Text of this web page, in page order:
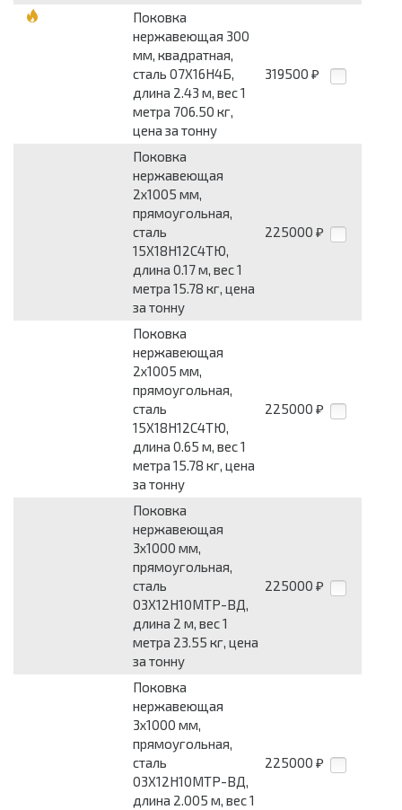
Поковка
нержавеющая 300
мм, квадратная,
сталь 07Х16Н4Б,
длина 2.43 м, вес 1
метра 706.50 кг,
цена за тонну
319500 ₽
Поковка
нержавеющая
2x1005 мм,
прямоугольная,
сталь
15Х18Н12С4ТЮ,
длина 0.17 м, вес 1
метра 15.78 кг, цена
за тонну
225000 ₽
Поковка
нержавеющая
2x1005 мм,
прямоугольная,
сталь
15Х18Н12С4ТЮ,
длина 0.65 м, вес 1
метра 15.78 кг, цена
за тонну
225000 ₽
Поковка
нержавеющая
3x1000 мм,
прямоугольная,
сталь
03Х12Н10МТР-ВД,
длина 2 м, вес 1
метра 23.55 кг, цена
за тонну
225000 ₽
Поковка
нержавеющая
3x1000 мм,
прямоугольная,
сталь
03Х12Н10МТР-ВД,
длина 2.005 м, вес 1
225000 ₽